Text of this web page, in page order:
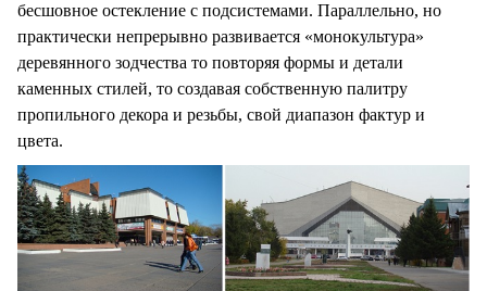
бесшовное остекление с подсистемами. Параллельно, но
практически непрерывно развивается «монокультура»
деревянного зодчества то повторяя формы и детали
каменных стилей, то создавая собственную палитру
пропильного декора и резьбы, свой диапазон фактур и
цвета.